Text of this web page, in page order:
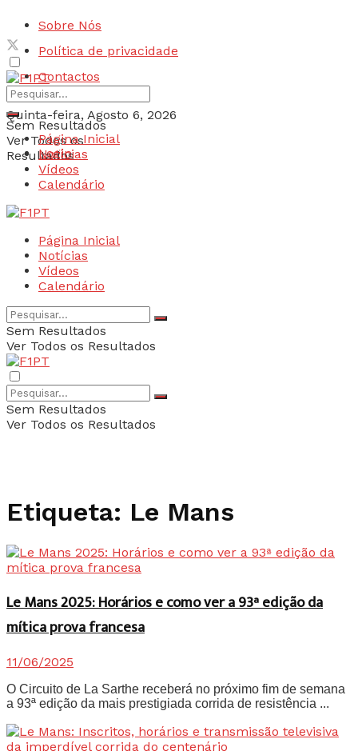
Sobre Nós
Política de privacidade
Contactos
Quinta-feira, Agosto 6, 2026
Login
Sem Resultados
Ver Todos os
Resultados
Página Inicial
Notícias
Vídeos
Calendário
Página Inicial
Notícias
Vídeos
Calendário
Sem Resultados
Ver Todos os Resultados
Sem Resultados
Ver Todos os Resultados
Etiqueta: Le Mans
Le Mans 2025: Horários e como ver a 93ª edição da
mítica prova francesa
11/06/2025
O Circuito de La Sarthe receberá no próximo fim de semana
a 93ª edição da mais prestigiada corrida de resistência ...